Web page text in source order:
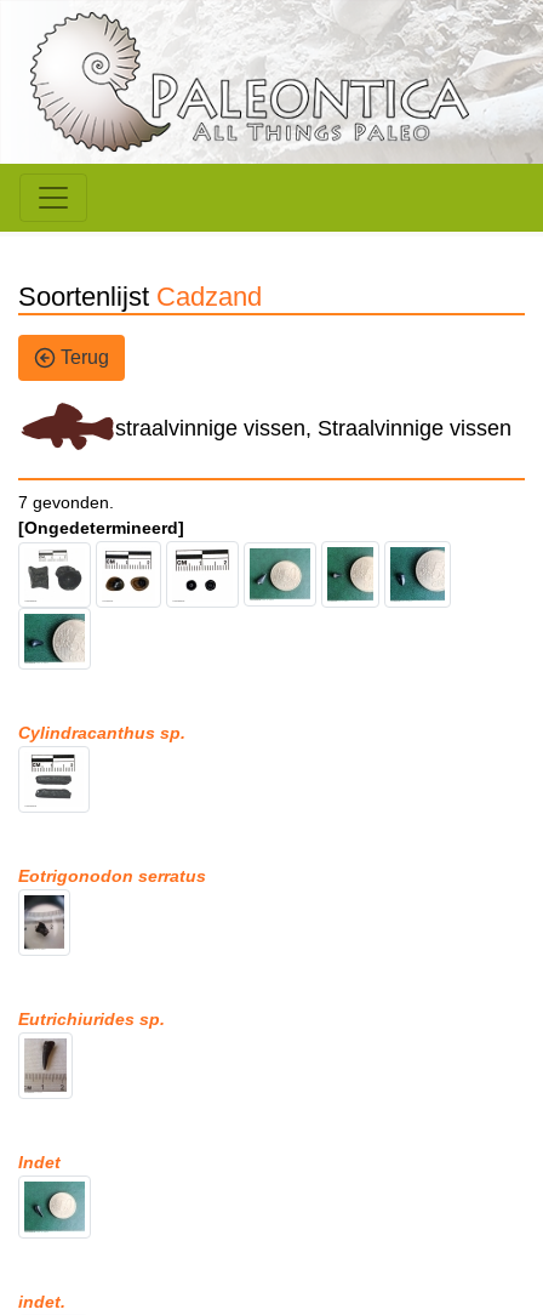
Soortenlijst Cadzand
Terug
straalvinnige vissen, Straalvinnige vissen
7 gevonden.
[Ongedetermineerd]
Cylindracanthus sp.
Eotrigonodon serratus
Eutrichiurides sp.
Indet
indet.